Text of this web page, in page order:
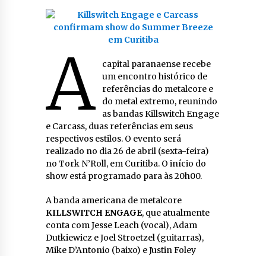
A
capital paranaense recebe
um encontro histórico de
referências do metalcore e
do metal extremo, reunindo
as bandas Killswitch Engage
e Carcass, duas referências em seus
respectivos estilos. O evento será
realizado no dia 26 de abril (sexta-feira)
no Tork N’Roll, em Curitiba. O início do
show está programado para às 20h00.
A banda americana de metalcore
KILLSWITCH ENGAGE, que atualmente
conta com Jesse Leach (vocal), Adam
Dutkiewicz e Joel Stroetzel (guitarras),
Mike D’Antonio (baixo) e Justin Foley